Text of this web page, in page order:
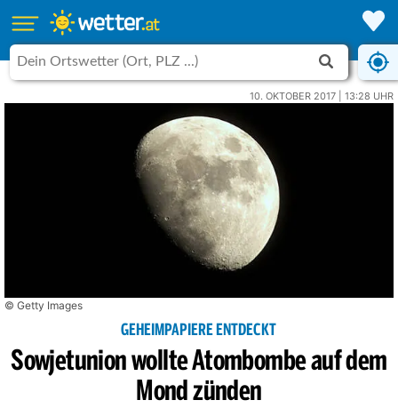
10. OKTOBER 2017 | 13:28 UHR
© Getty Images
GEHEIMPAPIERE ENTDECKT
Sowjetunion wollte Atombombe auf dem
Mond zünden